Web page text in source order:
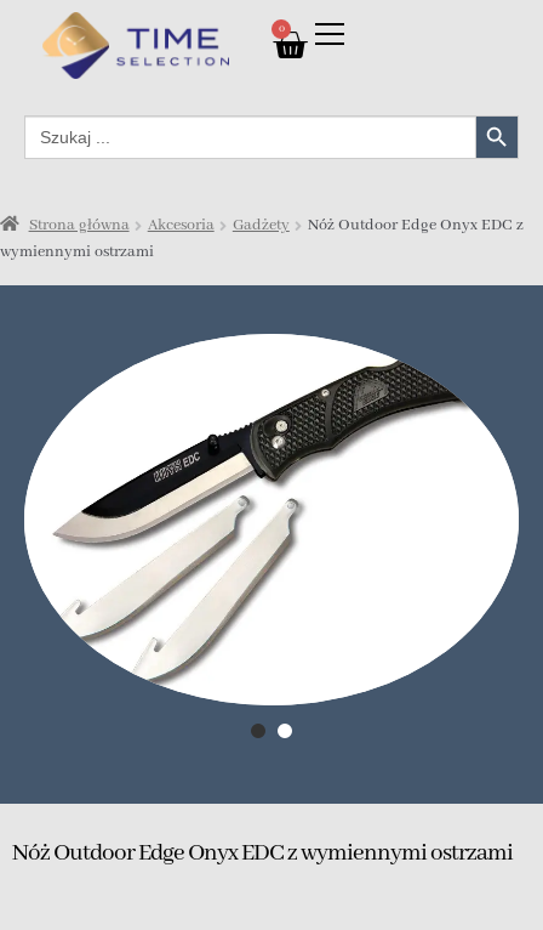
0
Search
for:
Search Button
Strona główna Akcesoria Gadżety
Nóż Outdoor Edge Onyx EDC z
wymiennymi ostrzami
Nóż Outdoor Edge Onyx EDC z wymiennymi ostrzami